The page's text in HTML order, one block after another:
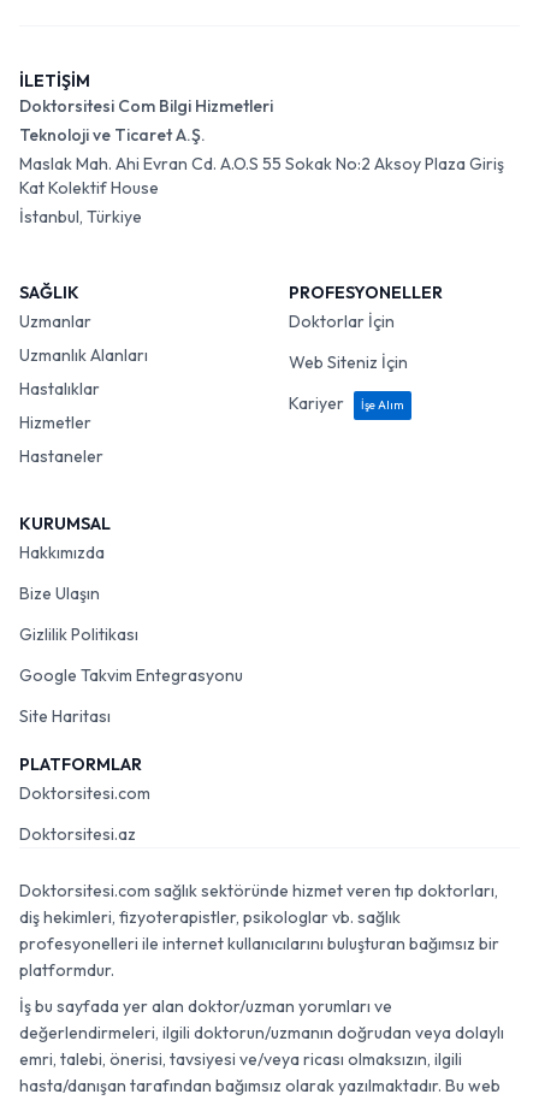
İLETİŞİM
Doktorsitesi Com Bilgi Hizmetleri
Teknoloji ve Ticaret A.Ş.
Maslak Mah. Ahi Evran Cd. A.O.S 55 Sokak No:2 Aksoy Plaza Giriş
Kat Kolektif House
İstanbul, Türkiye
SAĞLIK
Uzmanlar
Uzmanlık Alanları
Hastalıklar
Hizmetler
Hastaneler
PROFESYONELLER
Doktorlar İçin
Web Siteniz İçin
Kariyer
İşe Alım
KURUMSAL
Hakkımızda
Bize Ulaşın
Gizlilik Politikası
Google Takvim Entegrasyonu
Site Haritası
PLATFORMLAR
Doktorsitesi.com
Doktorsitesi.az
Doktorsitesi.com sağlık sektöründe hizmet veren tıp doktorları,
diş hekimleri, fizyoterapistler, psikologlar vb. sağlık
profesyonelleri ile internet kullanıcılarını buluşturan bağımsız bir
platformdur.
İş bu sayfada yer alan doktor/uzman yorumları ve
değerlendirmeleri, ilgili doktorun/uzmanın doğrudan veya dolaylı
emri, talebi, önerisi, tavsiyesi ve/veya ricası olmaksızın, ilgili
hasta/danışan tarafından bağımsız olarak yazılmaktadır. Bu web